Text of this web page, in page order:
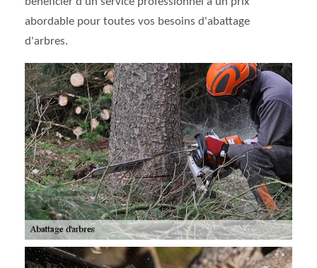
abordable pour toutes vos besoins d'abattage
d'arbres.